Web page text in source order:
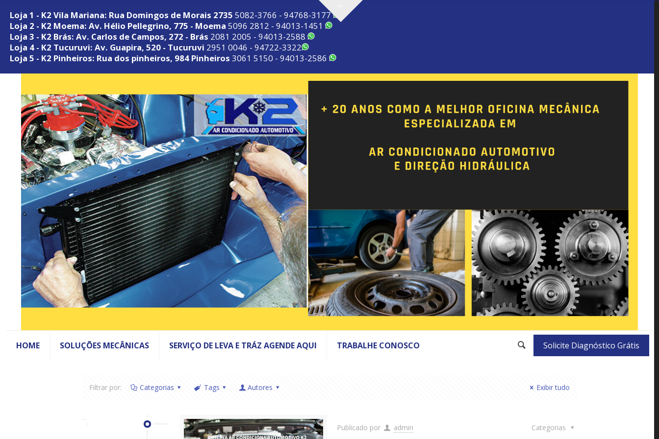
Loja 1 - K2 Vila Mariana: Rua Domingos de Morais 2735 5082-3766 - 94768-3177
Loja 2 - K2 Moema: Av. Hélio Pellegrino, 775 - Moema 5096 2812 - 94013-1451
Loja 3 - K2 Brás: Av. Carlos de Campos, 272 - Brás 2081 2005 - 94013-2588
Loja 4 - K2 Tucuruvi: Av. Guapira, 520 - Tucuruvi 2951 0046 - 94722-3322
Loja 5 - K2 Pinheiros: Rua dos pinheiros, 984 Pinheiros 3061 5150 - 94013-2586
HOME SOLUÇÕES MECÂNICAS SERVIÇO DE LEVA E TRÁZ AGENDE AQUI TRABALHE CONOSCO Solicite Diagnóstico Grátis
Filtrar por: Categorias Tags Autores Exibir tudo
Publicado por admin Categorias